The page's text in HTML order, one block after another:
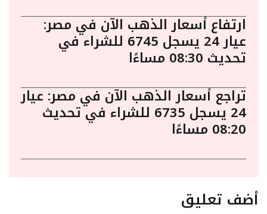
ارتفاع أسعار الذهب الآن في مصر:
عيار 24 يسجل 6745 للشراء في
تحديث 08:30 مساءًا
تراجع أسعار الذهب الآن في مصر: عيار
24 يسجل 6735 للشراء في تحديث
08:20 مساءًا
أضف تعليق